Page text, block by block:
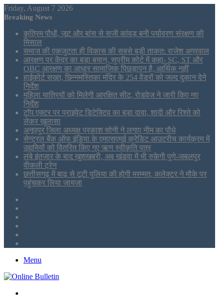
Friday, August 7 2026
Breaking News
कृत्रिम पौधों, जूट और बांस से सजी कांवड़ बनी पर्यावरण संरक्षण की
मिसाल
समाज की एकजुटता ही विकास की सबसे बड़ी ताकत: राजेश अग्रवाल
आरक्षण पर केंद्र का बड़ा बयान, सुप्रीम कोर्ट में कहा- SC, ST और
OBC आरक्षण का आधार सामाजिक पिछड़ापन है, आर्थिक नहीं
हाईकोर्ट सख्त, छिन्नमस्तिका मंदिर के 254 वेंडरों को जल्द दुकान देने
निर्देश
महिला यात्रियों को मिलेगी आरक्षित सीट, रोडवेज ने जारी किए नए
निर्देश
टॉप एक्टर पर प्राइवेट डिटेक्टिव का बड़ा दावा, शादी और रिश्ते को
लेकर खुलासा
अनूपपुर जिला अध्यक्ष प्रकाश सोनी ने लगाए नीम का पौधे
सेन्ट्रल बैंक ऑफ इंडिया के एमएसएमई क्रेडिट आउटरीच कार्यक्रम में
उद्यमियों को वितरित किए गए ऋण स्वीकृति पत्र
लंबे इंतजार के बाद खुशखबरी, अब खंडवा में भी रुकेगी पुणे-जबलपुर
वीकली ट्रेन
छत्तीसगढ़ में बाढ़ से टूटी पुलिया की होगी मरम्मत, कलेक्टर ने मौके पर
पहुंचकर लिया जायजा
Menu